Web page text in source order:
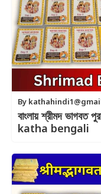
By
বাংলায় শ্রীমদ
katha bengali